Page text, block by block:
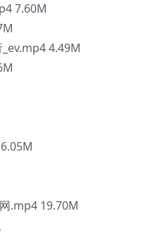
7.60M
4.49M
.mp4 19.70M